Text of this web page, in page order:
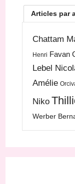
Articles par
Chattam
Henri Favan
Lebel
Amélie
Niko
Werber